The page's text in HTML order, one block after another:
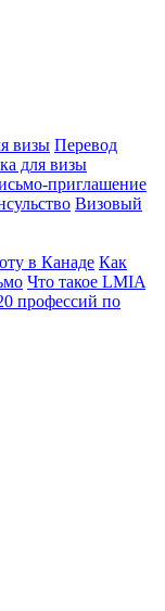
визы Перевод
для визы
приглашение
Визовый
в Канаде Как
Что такое LMIA
профессий по